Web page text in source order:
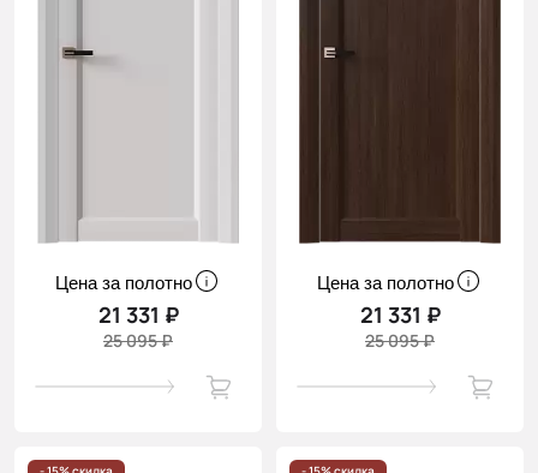
Цена за полотно
21 331 ₽
25 095 ₽
Цена за полотно
21 331 ₽
25 095 ₽